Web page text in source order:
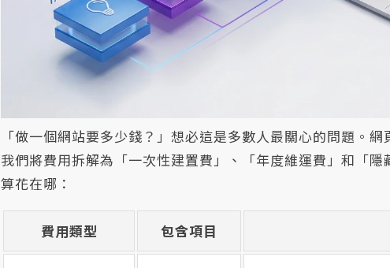
「做一個網站要多少錢？」想必這是多數人最關心的問題。
我們將費用拆解為「一次性建置費」、「年度維運費」和「
算花在哪：
費用類型 包含項目